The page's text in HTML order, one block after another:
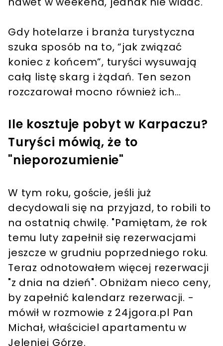
Gdy hotelarze i branża turystyczna
szuka sposób na to, “jak związać
koniec z końcem”, turyści wysuwają
całą listę skarg i żądań. Ten sezon
rozczarował mocno również ich…
Ile kosztuje pobyt w Karpaczu?
Turyści mówią, że to
"nieporozumienie"
W tym roku, goście, jeśli już
decydowali się na przyjazd, to robili to
na ostatnią chwilę. "Pamiętam, że rok
temu luty zapełnił się rezerwacjami
jeszcze w grudniu poprzedniego roku.
Teraz odnotowałem więcej rezerwacji
"z dnia na dzień". Obniżam nieco ceny,
by zapełnić kalendarz rezerwacji. -
mówił w rozmowie z 24jgora.pl Pan
Michał, właściciel apartamentu w
Jeleniej Górze.